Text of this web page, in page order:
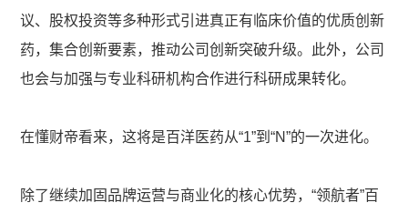
议、股权投资等多种形式引进真正有临床价值的优质创新
药，集合创新要素，推动公司创新突破升级。此外，公司
也会与加强与专业科研机构合作进行科研成果转化。
在懂财帝看来，这将是百洋医药从“1”到“N”的一次进化。
除了继续加固品牌运营与商业化的核心优势，“领航者”百